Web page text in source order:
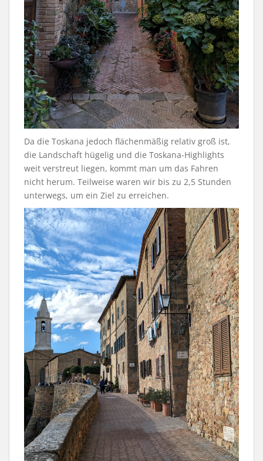
Da die Toskana jedoch flächenmäßig relativ groß ist,
die Landschaft hügelig und die Toskana-Highlights
weit verstreut liegen, kommt man um das Fahren
nicht herum. Teilweise waren wir bis zu 2,5 Stunden
unterwegs, um ein Ziel zu erreichen.